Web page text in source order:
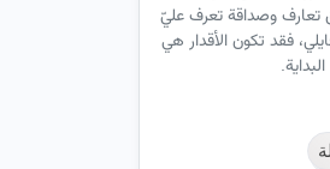
وصداقة تعرف عليّ
فقد تكون الأقدار هي
البداية.